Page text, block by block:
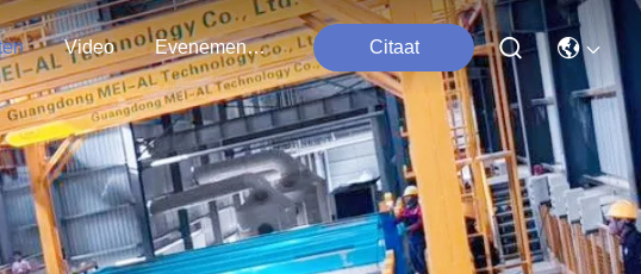
Video Evenementen Citaat